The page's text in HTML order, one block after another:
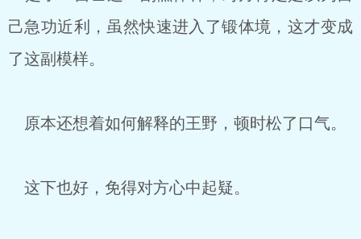
己急功近利，虽然快速进入了锻体境，这才变成
了这副模样。
原本还想着如何解释的王野，顿时松了口气。
这下也好，免得对方心中起疑。